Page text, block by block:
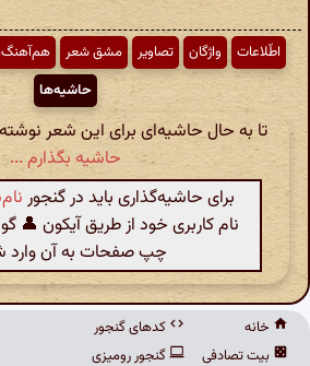
اطّلاعات واژگان تصاویر مشق شعر
حاشیه‌ها
تا به حال حاشیه‌ای برای این شعر
حاشیه بگذارم ...
برای حاشیه‌گذاری باید در گنجور
نام کاربری خود از طریق آیکون
چپ صفحات به آن وارد
خانه
بیت تصادفی
کدهای گنجور
گنجور رومیزی